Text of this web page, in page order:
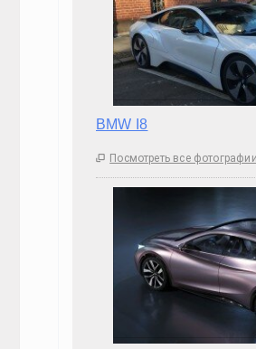
BMW I8
 Посмотреть все фотографии